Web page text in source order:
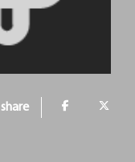
share